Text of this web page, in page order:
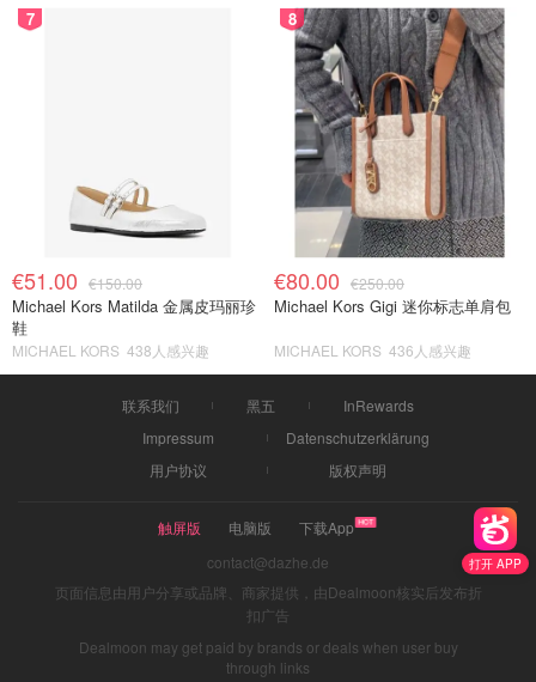
打开 APP
7
€51.00 €150.00
Michael Kors Matilda 金属皮玛丽珍
鞋
MICHAEL KORS 438人感兴趣
8
€80.00 €250.00
Michael Kors Gigi 迷你标志单肩包
MICHAEL KORS 436人感兴趣
联系我们 黑五
InRewards
Impressum
Datenschutzerklärung
用户协议
版权声明
触屏版 电脑版
下载App
contact@dazhe.de
页面信息由用户分享或品牌、商家提供，由Dealmoon核实后发布折
扣广告
Dealmoon may get paid by brands or deals when user buy
through links